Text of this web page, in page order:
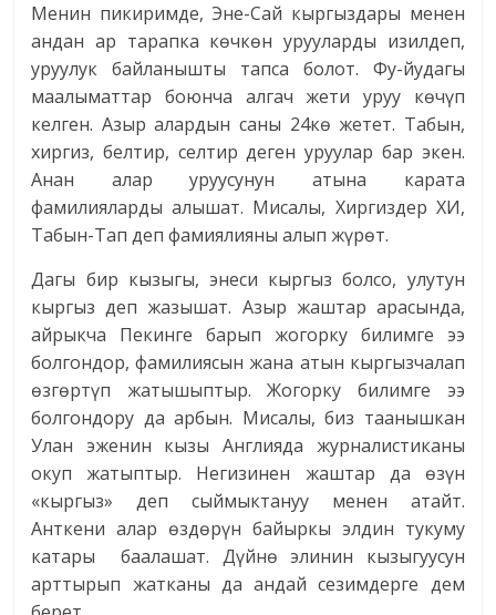
Менин пикиримде, Эне-Сай кыргыздары менен
андан ар тарапка көчкөн урууларды изилдеп,
уруулук байланышты тапса болот. Фу-йудагы
маалыматтар боюнча алгач жети уруу көчүп
келген. Азыр алардын саны 24кө жетет. Табын,
хиргиз, белтир, селтир деген уруулар бар экен.
Анан алар уруусунун атына карата
фамилияларды алышат. Мисалы, Хиргиздер ХИ,
Табын-Тап деп фамиялияны алып жүрөт.
Дагы бир кызыгы, энеси кыргыз болсо, улутун
кыргыз деп жазышат. Азыр жаштар арасында,
айрыкча Пекинге барып жогорку билимге ээ
болгондор, фамилиясын жана атын кыргызчалап
өзгөртүп жатышыптыр. Жогорку билимге ээ
болгондору да арбын. Мисалы, биз таанышкан
Улан эженин кызы Англияда журналистиканы
окуп жатыптыр. Негизинен жаштар да өзүн
«кыргыз» деп сыймыктануу менен атайт.
Анткени алар өздөрүн байыркы элдин тукуму
катары баалашат. Дүйнө элинин кызыгуусун
арттырып жатканы да андай сезимдерге дем